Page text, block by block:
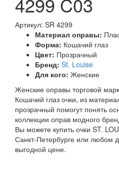
Артикул: SR 4299
Материал оправы:
Форма: Кошачий глаз
Цвет: Прозрачный
Бренд: St. Louise
Для кого: Женские
Женские оправы торговой
Кошачий глаз очки, из
прозрачный помогут понять
коллекции оправ модного
Вы можете купить очки ST.
Санкт-Петербурге или любом
выгодной цене.